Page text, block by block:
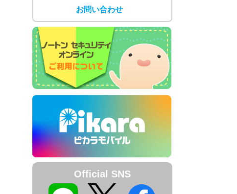
お問い合わせ
Official SNS